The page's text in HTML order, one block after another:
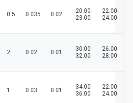
0.5 0.035 0.02
20.00-
23.00
22.00-
24.00
2 0.02 0.01
30.00-
32.00
26.00-
28.00
1 0.03 0.01
34.00-
36.00
22.00-
24.00